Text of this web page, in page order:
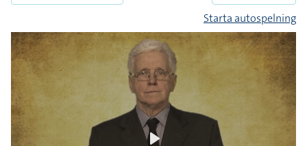
Starta autospelning